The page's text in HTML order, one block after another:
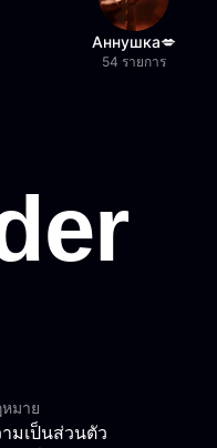
Аннушка💋
54 รายการ
มาย
มเป็นส่วนตัว